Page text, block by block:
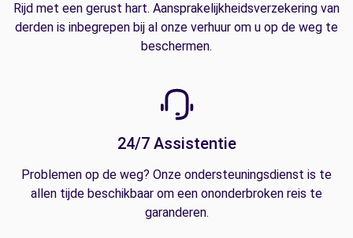
Rijd met een gerust hart. Aansprakelijkheidsverzekering van
derden is inbegrepen bij al onze verhuur om u op de weg te
beschermen.
24/7 Assistentie
Problemen op de weg? Onze ondersteuningsdienst is te
allen tijde beschikbaar om een ononderbroken reis te
garanderen.